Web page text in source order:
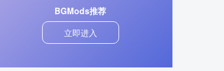
BGMods推荐
立即进入